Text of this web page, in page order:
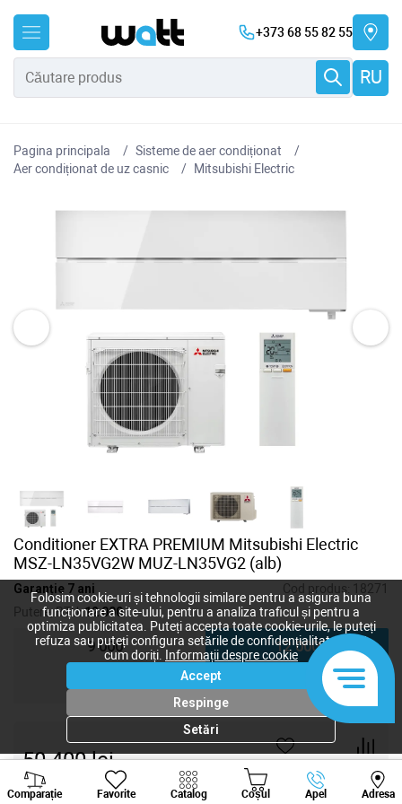
+373 68 55 82 55
RU
Pagina principala
Sisteme de aer condiționat
Aer condiționat de uz casnic
Mitsubishi Electric
Conditioner EXTRA PREMIUM Mitsubishi Electric
MSZ-LN35VG2W MUZ-LN35VG2 (alb)
Garanție 7 ani Cod produs: 18271
Putere, BTU:12 000
9 000 12 000
50 400lei
Comparație Favorite Catalog Coșul Apel Adresa
Viber Whatsapp
Folosim cookie-uri și tehnologii similare pentru a asigura buna
funcționare a site-ului, pentru a analiza traficul și pentru a
optimiza publicitatea. Puteți accepta toate cookie-urile, le puteți
refuza sau puteți configura setările de confidențialitate după
cum doriți.
Informații despre cookie
Accept
Respinge
Setări